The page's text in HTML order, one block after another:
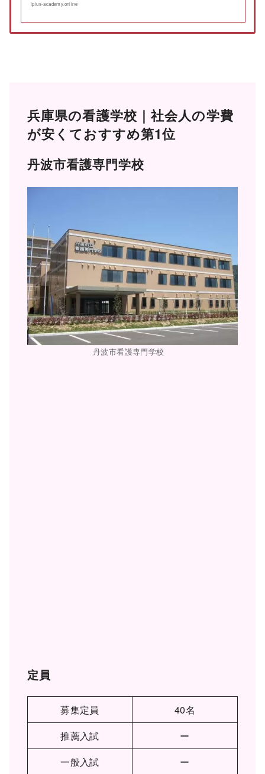
iplus-academy.online
兵庫県の看護学校｜社会人の学費
が安くておすすめ第1位
丹波市看護専門学校
丹波市看護専門学校
定員
募集定員
40名
推薦入試
ー
一般入試
ー